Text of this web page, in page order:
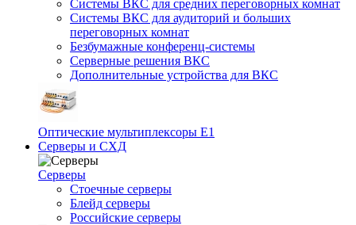
Системы ВКС для средних переговорных комнат
Системы ВКС для аудиторий и больших
переговорных комнат
Безбумажные конференц-системы
Серверные решения ВКС
Дополнительные устройства для ВКС
Оптические мультиплексоры Е1
Серверы и СХД
Серверы
Стоечные серверы
Блейд серверы
Российские серверы